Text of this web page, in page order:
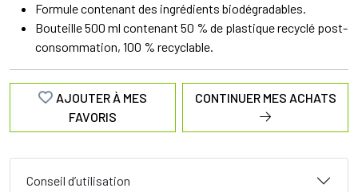
Formule contenant des ingrédients biodégradables.
Bouteille 500 ml contenant 50 % de plastique recyclé post-
consommation, 100 % recyclable.
AJOUTER À MES
FAVORIS
CONTINUER MES ACHATS
Conseil d’utilisation